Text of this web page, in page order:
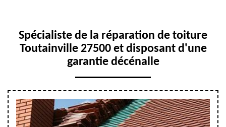
Spécialiste de la réparation de toiture
Toutainville 27500 et disposant d'une
garantie décénalle